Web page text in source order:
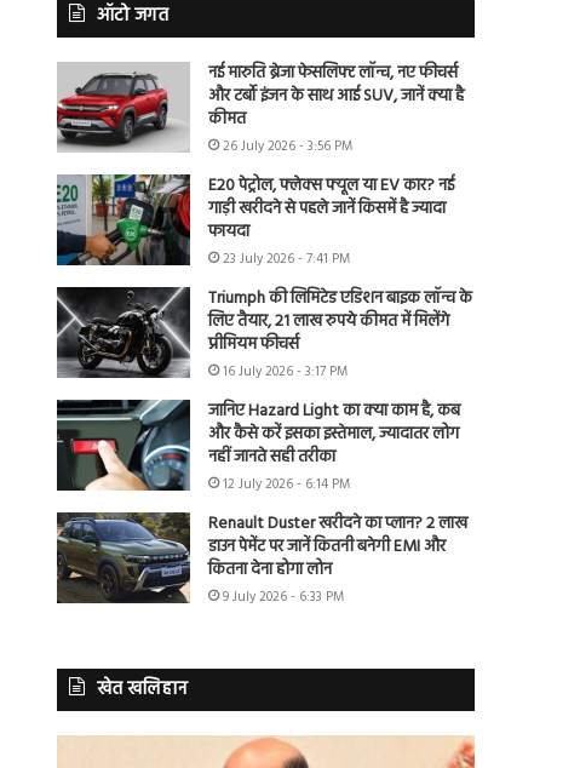
ऑटो जगत
नई मारुति ब्रेजा फेसलिफ्ट लॉन्च, नए फीचर्स
और टर्बो इंजन के साथ आई SUV, जानें क्या है
कीमत
26 July 2026 - 3:56 PM
E20 पेट्रोल, फ्लेक्स फ्यूल या EV कार? नई
गाड़ी खरीदने से पहले जानें किसमें है ज्यादा
फायदा
23 July 2026 - 7:41 PM
Triumph की लिमिटेड एडिशन बाइक लॉन्च के
लिए तैयार, 21 लाख रुपये कीमत में मिलेंगे
प्रीमियम फीचर्स
16 July 2026 - 3:17 PM
जानिए Hazard Light का क्या काम है, कब
और कैसे करें इसका इस्तेमाल, ज्यादातर लोग
नहीं जानते सही तरीका
12 July 2026 - 6:14 PM
Renault Duster खरीदने का प्लान? 2 लाख
डाउन पेमेंट पर जानें कितनी बनेगी EMI और
कितना देना होगा लोन
9 July 2026 - 6:33 PM
खेत खलिहान